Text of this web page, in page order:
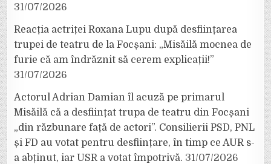
31/07/2026
Reacția actriței Roxana Lupu după desființarea
trupei de teatru de la Focșani: „Misăilă mocnea de
furie că am îndrăznit să cerem explicații!”
31/07/2026
Actorul Adrian Damian îl acuză pe primarul
Misăilă că a desființat trupa de teatru din Focșani
„din răzbunare față de actori”. Consilierii PSD, PNL
și FD au votat pentru desființare, în timp ce AUR s-
a abținut, iar USR a votat împotrivă. 31/07/2026